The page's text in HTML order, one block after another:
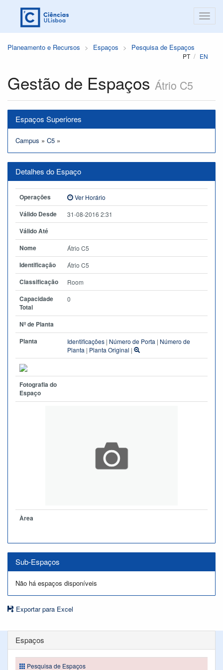
Planeamento e Recursos Espaços Pesquisa de Espaços
PT EN
Gestão de Espaços Átrio C5
Espaços Superiores
Campus » C5 »
Detalhes do Espaço
Operações Ver Horário
Válido Desde 31-08-2016 2:31
Válido Até
Nome
Átrio C5
Identificação Átrio C5
Classificação Room
Capacidade
Total
0
Nº de Planta
Planta
Identificações | Número de Porta | Número de
Planta | Planta Original |
Fotografia do
Espaço
Àrea
Sub-Espaços
Não há espaços disponíveis
Exportar para Excel
Espaços
Pesquisa de Espaços